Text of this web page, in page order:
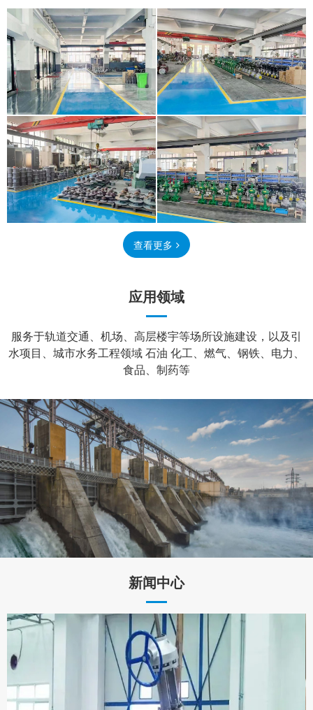
查看更多
应用领域
服务于轨道交通、机场、高层楼宇等场所设施建设，以及引
水项目、城市水务工程领域 石油 化工、燃气、钢铁、电力、
食品、制药等
新闻中心